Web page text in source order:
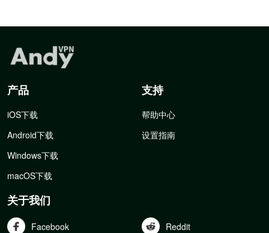
产品
iOS下载
Android下载
Windows下载
macOS下载
支持
帮助中心
设置指南
关于我们
Facebook Reddit